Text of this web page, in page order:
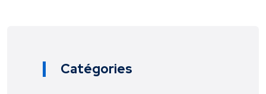
Catégories